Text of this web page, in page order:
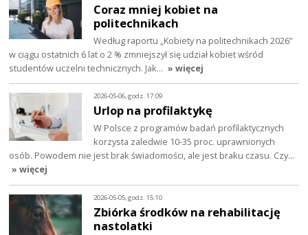
Coraz mniej kobiet na
politechnikach
Według raportu „Kobiety na politechnikach 2026”
w ciągu ostatnich 6 lat o 2 % zmniejszył się udział kobiet wśród
studentów uczelni technicznych. Jak… » więcej
2026-05-06, godz. 17:09
Urlop na profilaktykę
W Polsce z programów badań profilaktycznych
korzysta zaledwie 10-35 proc. uprawnionych
osób. Powodem nie jest brak świadomości, ale jest braku czasu. Czy…
» więcej
2026-05-05, godz. 15:10
Zbiórka środków na rehabilitację
nastolatki